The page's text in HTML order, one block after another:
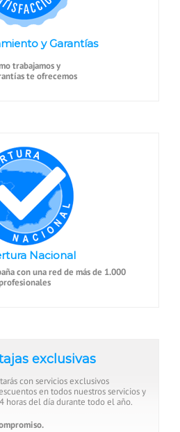
y Garantías
trabajamos y
te ofrecemos
Nacional
con una red de más de 1.000
exclusivas
con servicios exclusivos
en todos nuestros servicios y
horas del día durante todo el año.